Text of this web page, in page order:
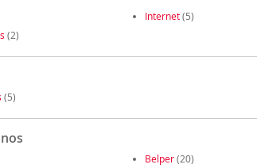
Internet(5)
(2)
(5)
Belper(20)